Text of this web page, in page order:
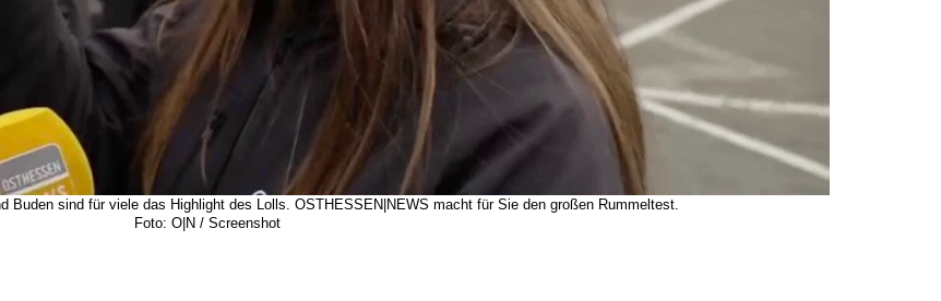
Buden sind für viele das Highlight des Lolls. OSTHESSEN|NEWS macht für Sie den großen Rummeltest.
Foto: O|N / Screenshot